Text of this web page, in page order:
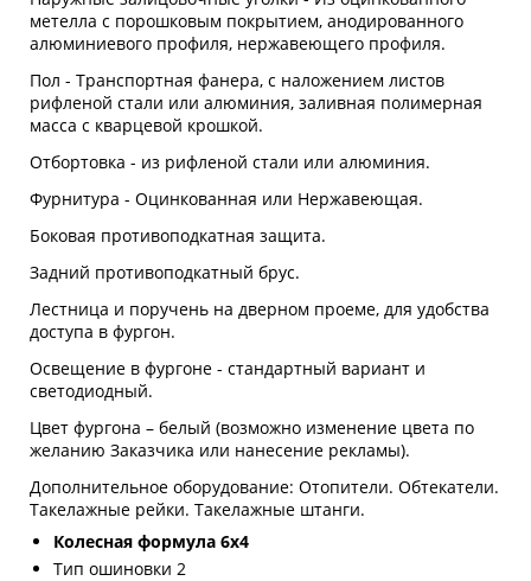
метелла с порошковым покрытием, анодированного
алюминиевого профиля, нержавеющего профиля.
Пол - Транспортная фанера, с наложением листов
рифленой стали или алюминия, заливная полимерная
масса с кварцевой крошкой.
Отбортовка - из рифленой стали или алюминия.
Фурнитура - Оцинкованная или Нержавеющая.
Боковая противоподкатная защита.
Задний противоподкатный брус.
Лестница и поручень на дверном проеме, для удобства
доступа в фургон.
Освещение в фургоне - стандартный вариант и
светодиодный.
Цвет фургона – белый (возможно изменение цвета по
желанию Заказчика или нанесение рекламы).
Дополнительное оборудование: Отопители. Обтекатели.
Такелажные рейки. Такелажные штанги.
Колесная формула 6х4
Тип ошиновки 2